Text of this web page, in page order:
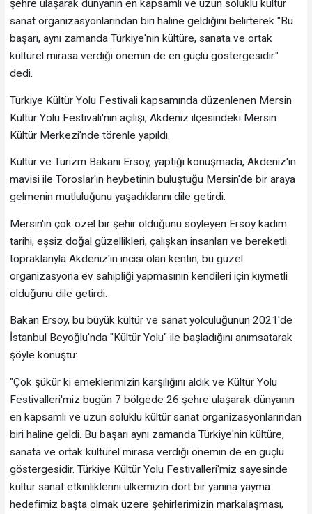
şehre ulaşarak dünyanın en kapsamlı ve uzun soluklu kültür
sanat organizasyonlarından biri haline geldiğini belirterek "Bu
başarı, aynı zamanda Türkiye'nin kültüre, sanata ve ortak
kültürel mirasa verdiği önemin de en güçlü göstergesidir."
dedi.
Türkiye Kültür Yolu Festivali kapsamında düzenlenen Mersin
Kültür Yolu Festivali'nin açılışı, Akdeniz ilçesindeki Mersin
Kültür Merkezi'nde törenle yapıldı.
Kültür ve Turizm Bakanı Ersoy, yaptığı konuşmada, Akdeniz'in
mavisi ile Toroslar'ın heybetinin buluştuğu Mersin'de bir araya
gelmenin mutluluğunu yaşadıklarını dile getirdi.
Mersin'in çok özel bir şehir olduğunu söyleyen Ersoy kadim
tarihi, eşsiz doğal güzellikleri, çalışkan insanları ve bereketli
topraklarıyla Akdeniz'in incisi olan kentin, bu güzel
organizasyona ev sahipliği yapmasının kendileri için kıymetli
olduğunu dile getirdi.
Bakan Ersoy, bu büyük kültür ve sanat yolculuğunun 2021'de
İstanbul Beyoğlu'nda "Kültür Yolu" ile başladığını anımsatarak
şöyle konuştu:
"Çok şükür ki emeklerimizin karşılığını aldık ve Kültür Yolu
Festivalleri'miz bugün 7 bölgede 26 şehre ulaşarak dünyanın
en kapsamlı ve uzun soluklu kültür sanat organizasyonlarından
biri haline geldi. Bu başarı aynı zamanda Türkiye'nin kültüre,
sanata ve ortak kültürel mirasa verdiği önemin de en güçlü
göstergesidir. Türkiye Kültür Yolu Festivalleri'miz sayesinde
kültür sanat etkinliklerini ülkemizin dört bir yanına yayma
hedefimiz başta olmak üzere şehirlerimizin markalaşması,